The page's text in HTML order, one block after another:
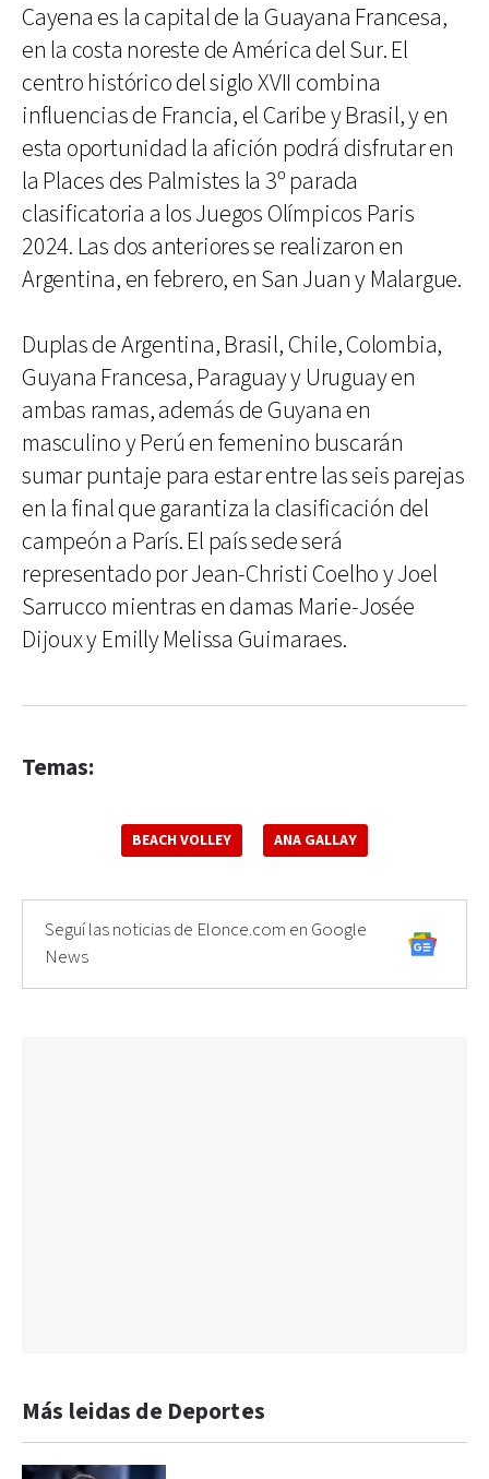
Cayena es la capital de la Guayana Francesa,
en la costa noreste de América del Sur. El
centro histórico del siglo XVII combina
influencias de Francia, el Caribe y Brasil, y en
esta oportunidad la afición podrá disfrutar en
la Places des Palmistes la 3º parada
clasificatoria a los Juegos Olímpicos Paris
2024. Las dos anteriores se realizaron en
Argentina, en febrero, en San Juan y Malargue.
Duplas de Argentina, Brasil, Chile, Colombia,
Guyana Francesa, Paraguay y Uruguay en
ambas ramas, además de Guyana en
masculino y Perú en femenino buscarán
sumar puntaje para estar entre las seis parejas
en la final que garantiza la clasificación del
campeón a París. El país sede será
representado por Jean-Christi Coelho y Joel
Sarrucco mientras en damas Marie-Josée
Dijoux y Emilly Melissa Guimaraes.
Temas:
BEACH VOLLEY ANA GALLAY
Seguí las noticias de Elonce.com en Google
News
Más leidas de Deportes